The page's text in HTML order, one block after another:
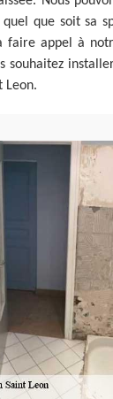
quel que soit sa
faire appel à
souhaitez
Leon.